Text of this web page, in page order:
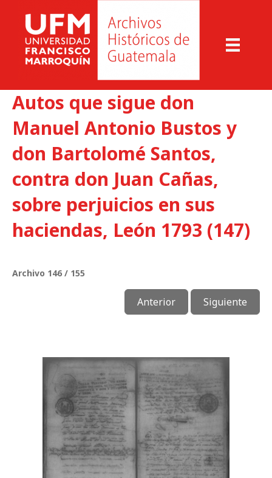
Autos que sigue don
Manuel Antonio Bustos y
don Bartolomé Santos,
contra don Juan Cañas,
sobre perjuicios en sus
haciendas, León 1793 (147)
Archivo 146 / 155
Anterior Siguiente